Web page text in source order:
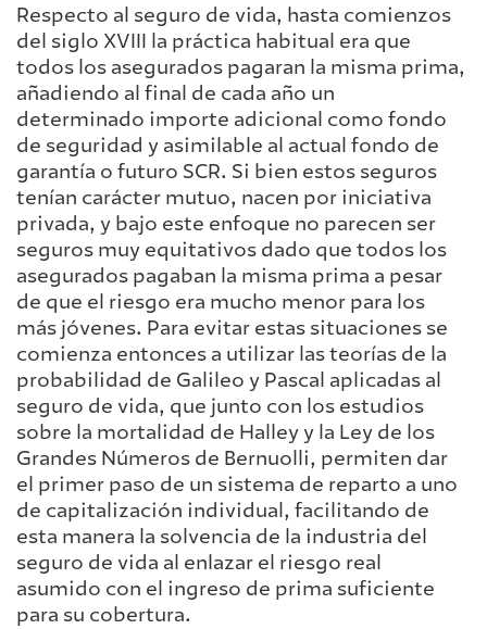
Respecto al seguro de vida, hasta comienzos
del siglo XVIII la práctica habitual era que
todos los asegurados pagaran la misma prima,
añadiendo al final de cada año un
determinado importe adicional como fondo
de seguridad y asimilable al actual fondo de
garantía o futuro SCR. Si bien estos seguros
tenían carácter mutuo, nacen por iniciativa
privada, y bajo este enfoque no parecen ser
seguros muy equitativos dado que todos los
asegurados pagaban la misma prima a pesar
de que el riesgo era mucho menor para los
más jóvenes. Para evitar estas situaciones se
comienza entonces a utilizar las teorías de la
probabilidad de Galileo y Pascal aplicadas al
seguro de vida, que junto con los estudios
sobre la mortalidad de Halley y la Ley de los
Grandes Números de Bernuolli, permiten dar
el primer paso de un sistema de reparto a uno
de capitalización individual, facilitando de
esta manera la solvencia de la industria del
seguro de vida al enlazar el riesgo real
asumido con el ingreso de prima suficiente
para su cobertura.